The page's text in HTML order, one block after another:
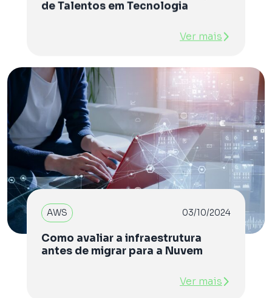
de Talentos em Tecnologia
Ver mais
AWS 03/10/2024
Como avaliar a infraestrutura
antes de migrar para a Nuvem
Ver mais